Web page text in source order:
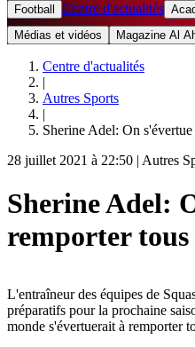
Football Centre d'actualités
Médias et vidéos
Magazine Al
Centre d'actualités
|
Autres Sports
|
Sherine Adel: On
28 juillet 2021 à 22:50 | Autres
Sherine Adel:
remporter
L'entraîneur des équipes de
préparatifs pour la prochaine
monde s'évertuerait à remporter